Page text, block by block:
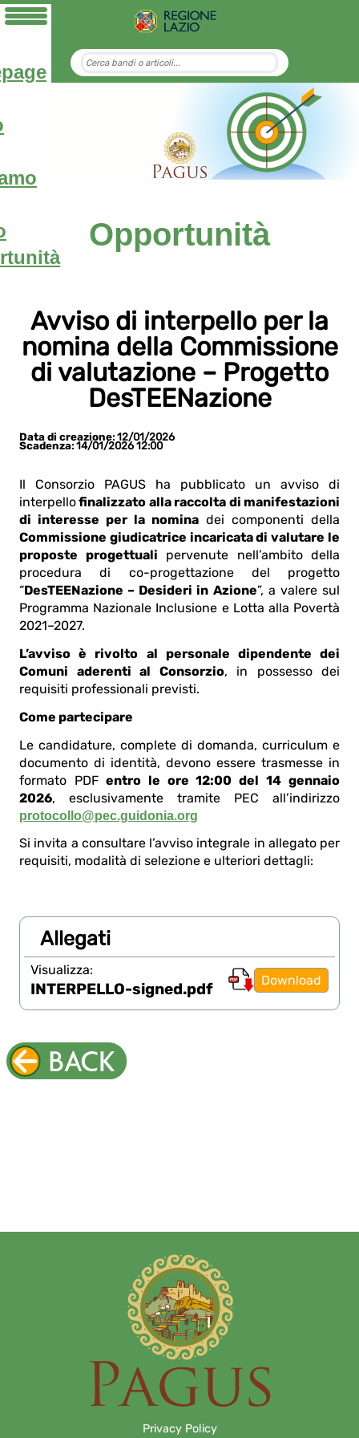
Opportunità
Avviso di interpello per la
nomina della Commissione
di valutazione – Progetto
DesTEENazione
Data di creazione: 12/01/2026
Scadenza: 14/01/2026 12:00
Il Consorzio PAGUS ha pubblicato un avviso di
interpellofinalizzato alla raccolta di manifestazioni
di interesse per la nomina dei componenti della
Commissione giudicatrice incaricata di valutare le
proposte progettuali pervenute nell’ambito della
procedura di co-progettazione del progetto
“DesTEENazione – Desideri in Azione”, a valere sul
Programma Nazionale Inclusione e Lotta alla Povertà
2021–2027.
L’avviso è rivolto al personale dipendente dei
Comuni aderenti al Consorzio, in possesso dei
requisiti professionali previsti.
Come partecipare
Le candidature, complete di domanda, curriculum e
documento di identità, devono essere trasmesse in
formato PDFentro le ore 12:00 del 14 gennaio
2026, esclusivamente tramite PEC all’indirizzo
protocollo@pec.guidonia.org
Si invita a consultare l’avviso integrale in allegato per
requisiti, modalità di selezione e ulteriori dettagli:
Allegati
Visualizza:
INTERPELLO-signed.pdf Download
Privacy Policy